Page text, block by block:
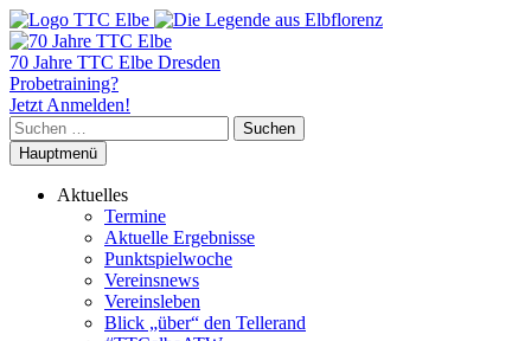
70 Jahre TTC Elbe Dresden
Probetraining?
Jetzt Anmelden!
Suchen
nach:
Hauptmenü
Aktuelles
Termine
Aktuelle Ergebnisse
Punktspielwoche
Vereinsnews
Vereinsleben
Blick „über“ den Tellerand